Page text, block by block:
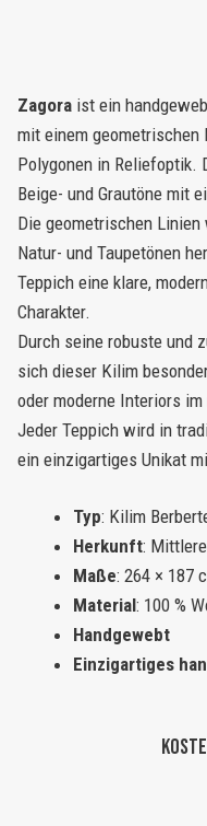
Zagora ist ein
mit einem geometrischen
Polygonen in Reliefoptik.
Beige- und Grautöne mit
Die geometrischen
Natur- und Taupetönen
Teppich eine klare,
Charakter.
Durch seine robuste und
sich dieser Kilim
oder moderne Interiors
Jeder Teppich wird in
ein einzigartiges Unikat
Typ: Kilim
Herkunft:
Maße: 264 × 187
Material: 100 %
Handgewebt
Einzigartiges